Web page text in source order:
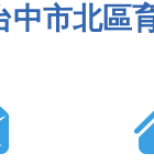
中市北區